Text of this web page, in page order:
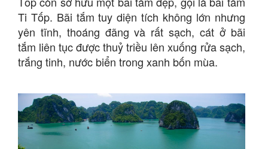
Ti Tốp. Bãi tắm tuy diện tích không lớn nhưng
yên tĩnh, thoáng đãng và rất sạch, cát ở bãi
tắm liên tục được thuỷ triều lên xuống rửa sạch,
trắng tinh, nước biển trong xanh bốn mùa.